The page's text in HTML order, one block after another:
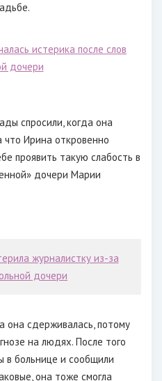
спросили, когда она
что Ирина откровенно
проявить такую слабость в
дочери Марии
журналистку из-за
дочери
она сдерживалась, потому
на людях. После того
в больнице и сообщили
она тоже смогла